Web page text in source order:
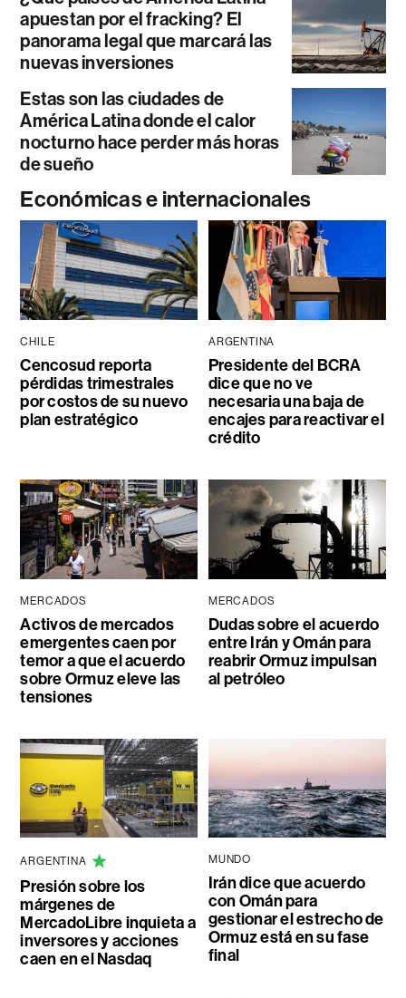
apuestan por el fracking? El
panorama legal que marcará las
nuevas inversiones
Estas son las ciudades de
América Latina donde el calor
nocturno hace perder más horas
de sueño
Económicas e internacionales
CHILE
Cencosud reporta
pérdidas trimestrales
por costos de su nuevo
plan estratégico
ARGENTINA
Presidente del BCRA
dice que no ve
necesaria una baja de
encajes para reactivar el
crédito
MERCADOS
Activos de mercados
emergentes caen por
temor a que el acuerdo
sobre Ormuz eleve las
tensiones
MERCADOS
Dudas sobre el acuerdo
entre Irán y Omán para
reabrir Ormuz impulsan
al petróleo
ARGENTINA
Presión sobre los
márgenes de
MercadoLibre inquieta a
inversores y acciones
caen en el Nasdaq
MUNDO
Irán dice que acuerdo
con Omán para
gestionar el estrecho de
Ormuz está en su fase
final